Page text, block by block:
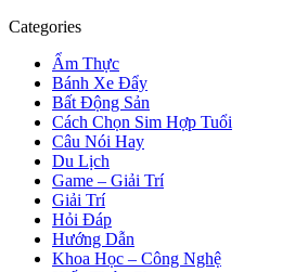
Categories
Ẩm Thực
Bánh Xe Đẩy
Bất Động Sản
Cách Chọn Sim Hợp Tuổi
Câu Nói Hay
Du Lịch
Game – Giải Trí
Giải Trí
Hỏi Đáp
Hướng Dẫn
Khoa Học – Công Nghệ